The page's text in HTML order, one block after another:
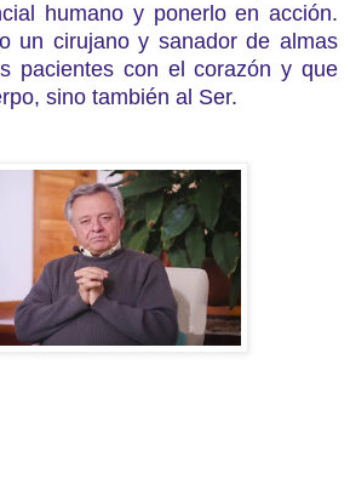
humano y ponerlo en acción.
un cirujano y sanador de almas
pacientes con el corazón y que
sino también al Ser.